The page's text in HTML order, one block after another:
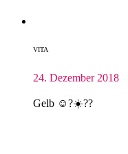
VITA
24. Dezember 2018
Gelb ☺️?☀️??